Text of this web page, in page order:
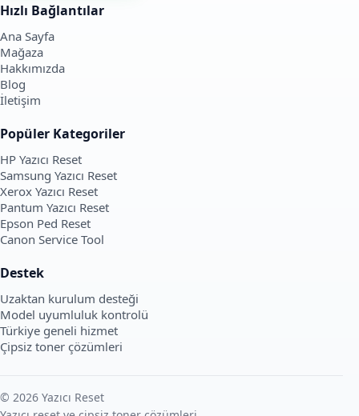
Hızlı Bağlantılar
Ana Sayfa
Mağaza
Hakkımızda
Blog
İletişim
Popüler Kategoriler
HP Yazıcı Reset
Samsung Yazıcı Reset
Xerox Yazıcı Reset
Pantum Yazıcı Reset
Epson Ped Reset
Canon Service Tool
Destek
Uzaktan kurulum desteği
Model uyumluluk kontrolü
Türkiye geneli hizmet
Çipsiz toner çözümleri
© 2026 Yazıcı Reset